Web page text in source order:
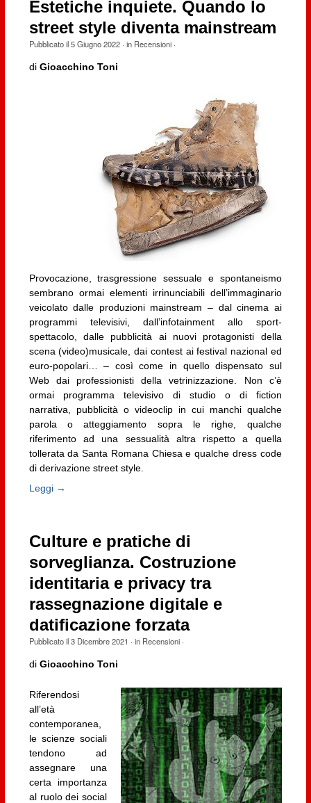
Estetiche inquiete. Quando lo
street style diventa mainstream
Pubblicato il5 Giugno 2022· in Recensioni·
di Gioacchino Toni
Provocazione, trasgressione sessuale e spontaneismo
sembrano ormai elementi irrinunciabili dell’immaginario
veicolato dalle produzioni mainstream – dal cinema ai
programmi televisivi, dall’infotainment allo sport-
spettacolo, dalle pubblicità ai nuovi protagonisti della
scena (video)musicale, dai contest ai festival nazional ed
euro-popolari… – così come in quello dispensato sul
Web dai professionisti della vetrinizzazione. Non c’è
ormai programma televisivo di studio o di fiction
narrativa, pubblicità o videoclip in cui manchi qualche
parola o atteggiamento sopra le righe, qualche
riferimento ad una sessualità altra rispetto a quella
tollerata da Santa Romana Chiesa e qualche dress code
di derivazione street style.
Leggi →
Culture e pratiche di
sorveglianza. Costruzione
identitaria e privacy tra
rassegnazione digitale e
datificazione forzata
Pubblicato il3 Dicembre 2021 · in Recensioni·
di Gioacchino Toni
Riferendosi
all’età
contemporanea,
le scienze sociali
tendono ad
assegnare una
certa importanza
al ruolo dei social